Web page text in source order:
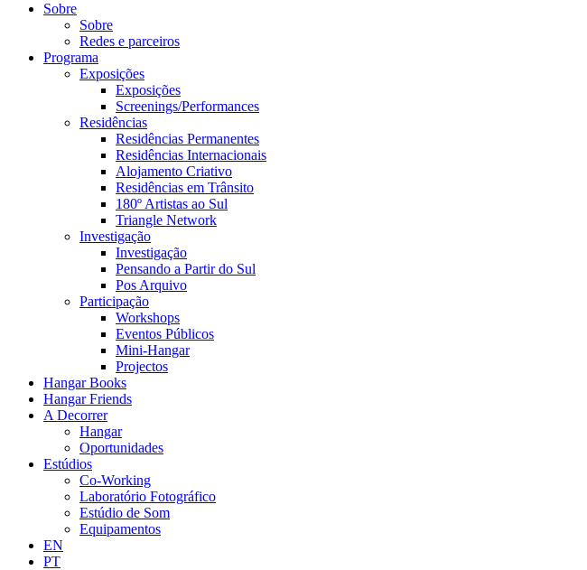
Sobre
Sobre
Redes e parceiros
Programa
Exposições
Exposições
Screenings/Performances
Residências
Residências Permanentes
Residências Internacionais
Alojamento Criativo
Residências em Trânsito
180º Artistas ao Sul
Triangle Network
Investigação
Investigação
Pensando a Partir do Sul
Pos Arquivo
Participação
Workshops
Eventos Públicos
Mini-Hangar
Projectos
Hangar Books
Hangar Friends
A Decorrer
Hangar
Oportunidades
Estúdios
Co-Working
Laboratório Fotográfico
Estúdio de Som
Equipamentos
EN
PT